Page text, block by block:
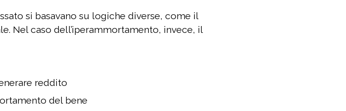
si basavano su logiche diverse, come il
Nel caso dell’iperammortamento, invece, il
reddito
del bene